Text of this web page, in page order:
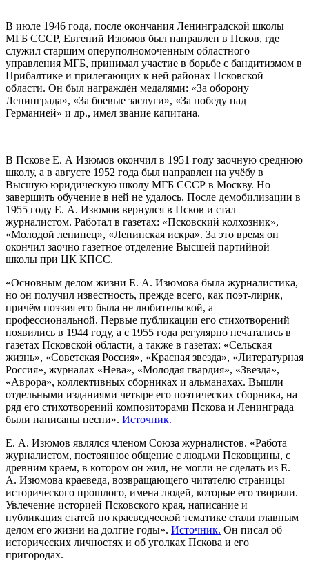
В июле 1946 года, после окончания Ленинградской школы
МГБ СССР, Евгений Изюмов был направлен в Псков, где
служил старшим оперуполномоченным областного
управления МГБ, принимал участие в борьбе с бандитизмом в
Прибалтике и прилегающих к ней районах Псковской
области. Он был награждён медалями: «За оборону
Ленинграда», «За боевые заслуги», «За победу над
Германией» и др., имел звание капитана.
В Пскове Е. А Изюмов окончил в 1951 году заочную среднюю
школу, а в августе 1952 года был направлен на учёбу в
Высшую юридическую школу МГБ СССР в Москву. Но
завершить обучение в ней не удалось. После демобилизации в
1955 году Е. А. Изюмов вернулся в Псков и стал
журналистом. Работал в газетах: «Псковский колхозник»,
«Молодой ленинец», «Ленинская искра». За это время он
окончил заочно газетное отделение Высшей партийной
школы при ЦК КПСС.
«Основным делом жизни Е. А. Изюмова была журналистика,
но он получил известность, прежде всего, как поэт-лирик,
причём поэзия его была не любительской, а
профессиональной. Первые публикации его стихотворений
появились в 1944 году, а с 1955 года регулярно печатались в
газетах Псковской области, а также в газетах: «Сельская
жизнь», «Советская Россия», «Красная звезда», «Литературная
Россия», журналах «Нева», «Молодая гвардия», «Звезда»,
«Аврора», коллективных сборниках и альманахах. Вышли
отдельными изданиями четыре его поэтических сборника, на
ряд его стихотворений композиторами Пскова и Ленинграда
были написаны песни». Источник.
Е. А. Изюмов являлся членом Союза журналистов. «Работа
журналистом, постоянное общение с людьми Псковщины, с
древним краем, в котором он жил, не могли не сделать из Е.
А. Изюмова краеведа, возвращающего читателю страницы
исторического прошлого, имена людей, которые его творили.
Увлечение историей Псковского края, написание и
публикация статей по краеведческой тематике стали главным
делом его жизни на долгие годы». Источник. Он писал об
исторических личностях и об уголках Пскова и его
пригородах.